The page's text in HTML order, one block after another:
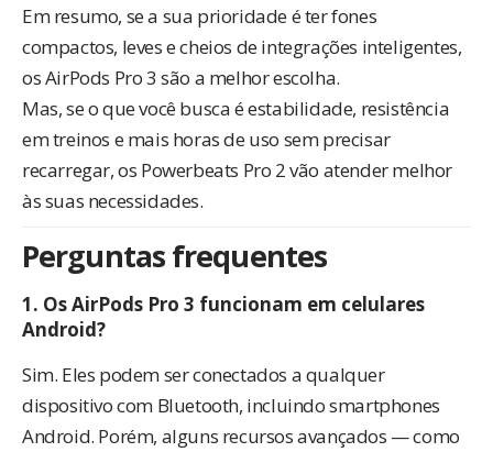
Em resumo, se a sua prioridade é ter fones
compactos, leves e cheios de integrações inteligentes,
os AirPods Pro 3 são a melhor escolha.
Mas, se o que você busca é estabilidade, resistência
em treinos e mais horas de uso sem precisar
recarregar, os Powerbeats Pro 2 vão atender melhor
às suas necessidades.
Perguntas frequentes
1. Os AirPods Pro 3 funcionam em celulares
Android?
Sim. Eles podem ser conectados a qualquer
dispositivo com Bluetooth, incluindo smartphones
Android. Porém, alguns recursos avançados — como